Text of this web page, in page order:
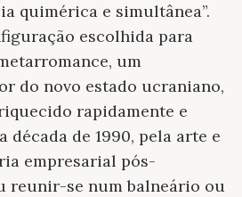
quimérica e simultânea”.
escolhida para
um
do novo estado ucraniano,
rapidamente e
década de 1990, pela arte e
empresarial pós-
reunir-se num balneário ou